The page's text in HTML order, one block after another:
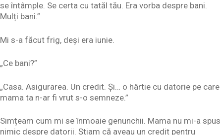
se întâmple. Se certa cu tatăl tău. Era vorba despre bani.
Mulți bani.”
Mi s-a făcut frig, deși era iunie.
„Ce bani?”
„Casa. Asigurarea. Un credit. Și… o hârtie cu datorie pe care
mama ta n-ar fi vrut s-o semneze.”
Simțeam cum mi se înmoaie genunchii. Mama nu mi-a spus
nimic despre datorii. Știam că aveau un credit pentru